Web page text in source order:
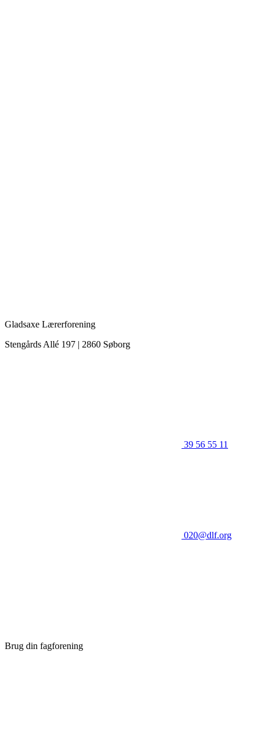
Gladsaxe Lærerforening
Stengårds Allé 197 | 2860 Søborg
39 56 55 11
020@dlf.org
Brug din fagforening